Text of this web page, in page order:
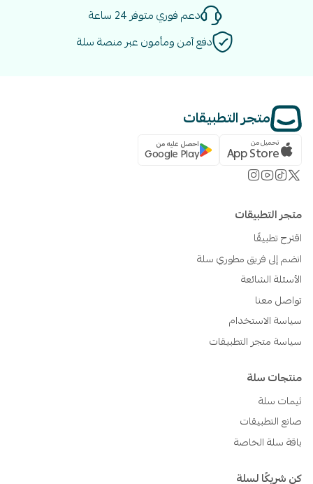
دعم فوري متوفر 24 ساعة
دفع آمن ومأمون عبر منصة سلة
متجر التطبيقات
تحميل من
App Store احصل عليه من
Google Play
متجر التطبيقات
اقترح تطبيقًا
انضم إلى فريق مطوري سلة
الأسئلة الشائعة
تواصل معنا
سياسة الاستخدام
سياسة متجر التطبيقات
منتجات سلة
ثيمات سلة
صانع التطبيقات
باقة سلة الخاصة
كن شريكًا لسلة